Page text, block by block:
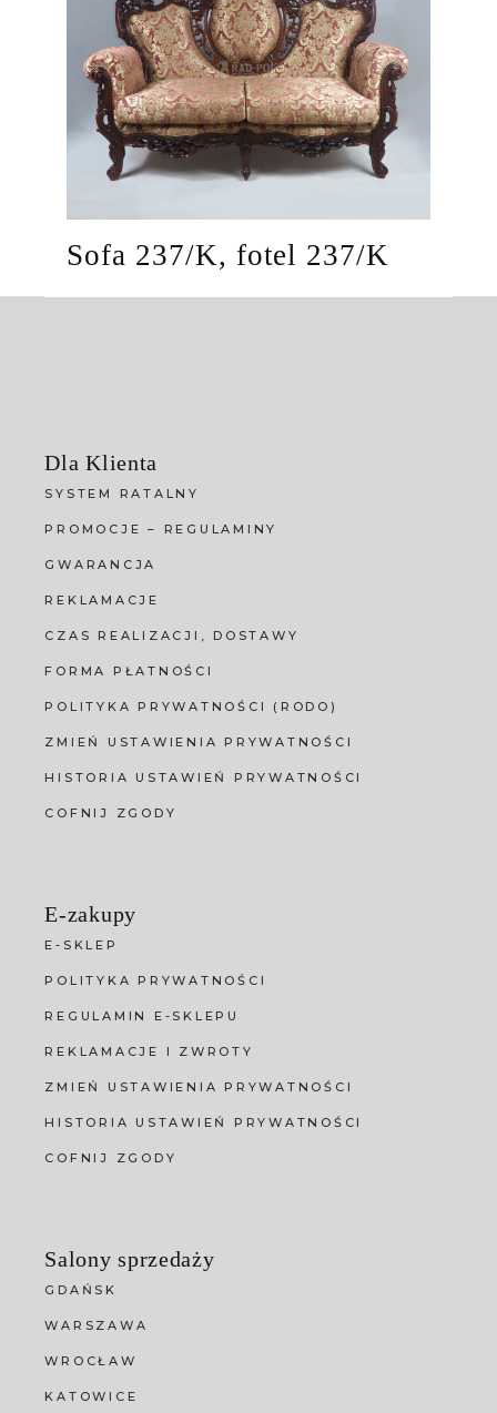
Sofa 237/K, fotel 237/K
Dla Klienta
SYSTEM RATALNY
PROMOCJE – REGULAMINY
GWARANCJA
REKLAMACJE
CZAS REALIZACJI, DOSTAWY
FORMA PŁATNOŚCI
POLITYKA PRYWATNOŚCI (RODO)
ZMIEŃ USTAWIENIA PRYWATNOŚCI
HISTORIA USTAWIEŃ PRYWATNOŚCI
COFNIJ ZGODY
E-zakupy
E-SKLEP
POLITYKA PRYWATNOŚCI
REGULAMIN E-SKLEPU
REKLAMACJE I ZWROTY
ZMIEŃ USTAWIENIA PRYWATNOŚCI
HISTORIA USTAWIEŃ PRYWATNOŚCI
COFNIJ ZGODY
Salony sprzedaży
GDAŃSK
WARSZAWA
WROCŁAW
KATOWICE